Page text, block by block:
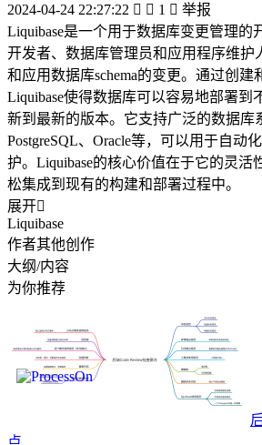
2024-04-24 22:27:22   1  举报
Liquibase是一个用于数据库变更管理的
开发者、数据库管理员和应用程序维护
和应用数据库schema的变更。通过创建
Liquibase使得数据库可以容易地部署到
新到最新的版本。它支持广泛的数据库
PostgreSQL、Oracle等，可以用于自动
护。Liquibase的核心价值在于它的灵活
松集成到现有的构建和部署过程中。
展开
Liquibase
作者其他创作
大纲/内容
为你推荐
点